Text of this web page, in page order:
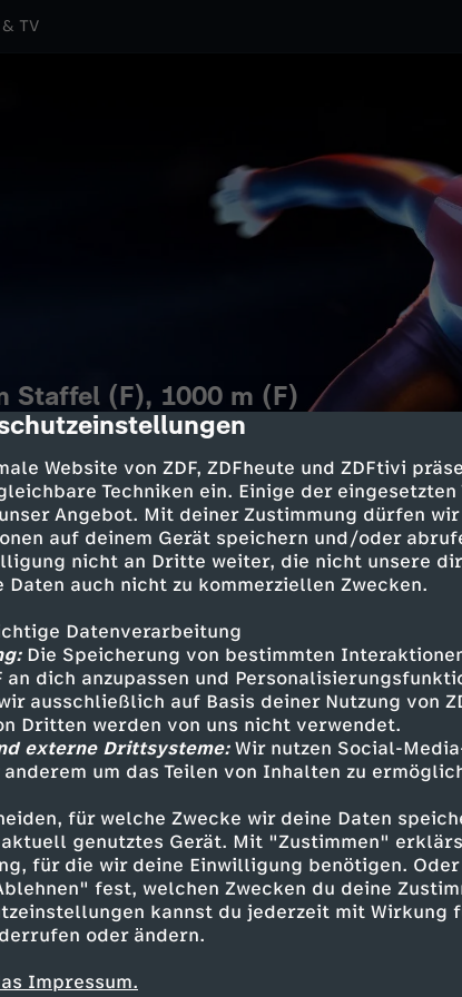
description
Website von ZDF, ZDFheute und ZDFtivi
Techniken ein. Einige der
Angebot. Mit deiner Zustimmung dürfen
auf deinem Gerät speichern und/oder
nicht an Dritte weiter, die nicht unsere
Daten auch nicht zu kommerziellen Zwecken.
Datenverarbeitung
Die Speicherung von bestimmten
an dich anzupassen und
ausschließlich auf Basis deiner Nutzung von
Dritten werden von uns nicht verwendet.
externe Drittsysteme:Wir nutzen Social-
um das Teilen von Inhalten zu
für welche Zwecke wir deine Daten
genutztes Gerät. Mit "Zustimmen"
für die wir deine Einwilligung benötigen.
fest, welchen Zwecken du deine
kannst du jederzeit mit Wirkung
oder ändern.
Impressum.
TV
Staffel (F), 1000 m (F)
14.02.2026 ZDF
über 1500 m. Zudem die
und die Heats über 1000 m der
der Groeben (ZDF)
Livestream unterhaltsam Olympia